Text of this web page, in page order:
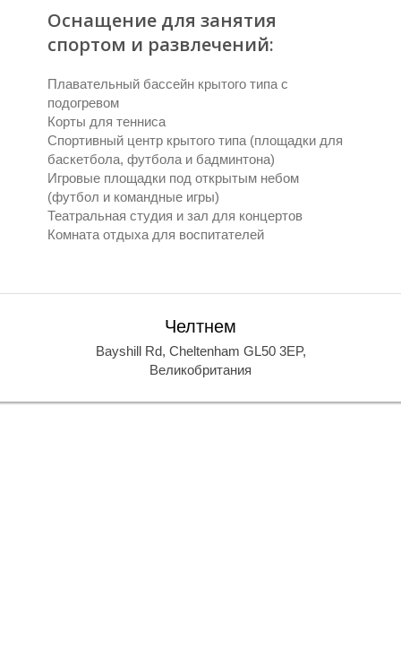
Оснащение для занятия
спортом и развлечений:
Плавательный бассейн крытого типа с
подогревом
Корты для тенниса
Спортивный центр крытого типа (площадки для
баскетбола, футбола и бадминтона)
Игровые площадки под открытым небом
(футбол и командные игры)
Театральная студия и зал для концертов
Комната отдыха для воспитателей
Челтнем
Bayshill Rd, Cheltenham GL50 3EP,
Великобритания